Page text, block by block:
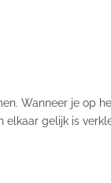
Wanneer je op
elkaar gelijk is